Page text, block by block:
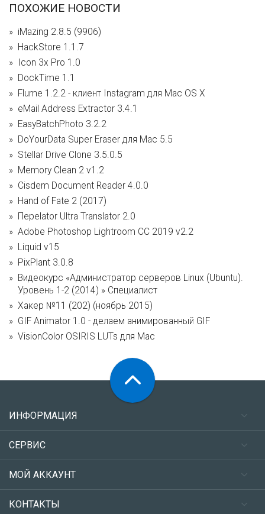
ПОХОЖИЕ НОВОСТИ
iMazing 2.8.5 (9906)
HackStore 1.1.7
Icon 3x Pro 1.0
DockTime 1.1
Flume 1.2.2 - клиент Instagram для Mac OS X
eMail Address Extractor 3.4.1
EasyBatchPhoto 3.2.2
DoYourData Super Eraser для Mac 5.5
Stellar Drive Clone 3.5.0.5
Memory Clean 2 v1.2
Cisdem Document Reader 4.0.0
Hand of Fate 2 (2017)
Переlator Ultra Translator 2.0
Adobe Photoshop Lightroom CC 2019 v2.2
Liquid v15
PixPlant 3.0.8
Видеокурс «Администратор серверов Linux (Ubuntu).
Уровень 1-2 (2014) » Специалист
Хакер №11 (202) (ноябрь 2015)
GIF Animator 1.0 - делаем анимированный GIF
VisionColor OSIRIS LUTs для Mac
ИНФОРМАЦИЯ
СЕРВИС
МОЙ АККАУНТ
КОНТАКТЫ